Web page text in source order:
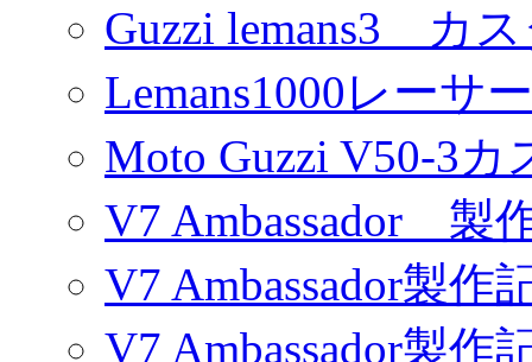
Guzzi lemans3 カ
Lemans1000レーサ
Moto Guzzi V50-3カ
V7 Ambassador 製
V7 Ambassador製作
V7 Ambassador製作